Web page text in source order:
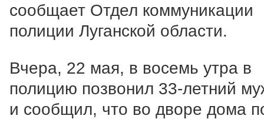
сообщает Отдел коммуникации
полиции Луганской области.
Вчера, 22 мая, в восемь утра в
полицию позвонил 33-летний
и сообщил, что во дворе дома